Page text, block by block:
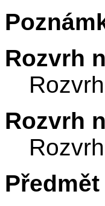
Rozvrh
Rozvrh